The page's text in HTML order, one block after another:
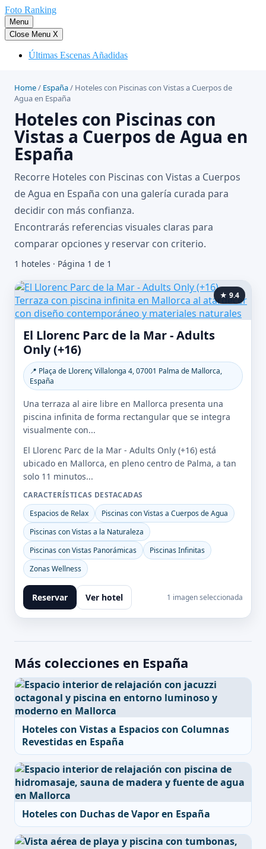
Saltar
al
contenido
Foto Ranking
Menu
Close Menu X
Últimas Escenas Añadidas
Home/ España/ Hoteles con Piscinas con Vistas a Cuerpos de
Agua en España
Hoteles con Piscinas con
Vistas a Cuerpos de Agua en
España
Recorre Hoteles con Piscinas con Vistas a Cuerpos
de Agua en España con una galería curada para
decidir con más confianza.
Encontrarás referencias visuales claras para
comparar opciones y reservar con criterio.
1 hoteles · Página 1 de 1
★ 9.4
El Llorenc Parc de la Mar - Adults
Only (+16)
📍 Plaça de Llorenç Villalonga 4, 07001 Palma de Mallorca,
España
Una terraza al aire libre en Mallorca presenta una
piscina infinita de forma rectangular que se integra
visualmente con...
El Llorenc Parc de la Mar - Adults Only (+16) está
ubicado en Mallorca, en pleno centro de Palma, a tan
solo 11 minutos...
CARACTERÍSTICAS DESTACADAS
Espacios de Relax
Piscinas con Vistas a Cuerpos de Agua
Piscinas con Vistas a la Naturaleza
Piscinas con Vistas Panorámicas
Piscinas Infinitas
Zonas Wellness
Reservar Ver hotel 1 imagen seleccionada
Más colecciones en España
Hoteles con Vistas a Espacios con Columnas
Revestidas en España
Hoteles con Duchas de Vapor en España